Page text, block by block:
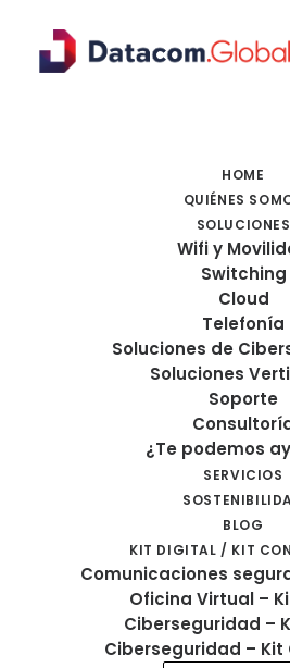
HOME
QUIÉNES
SOLUCIONES
Wifi y
Switching
Cloud
Telefonía
Soluciones de
Soluciones
Soporte
¿Te podemos
SERVICIOS
BLOG
KIT DIGITAL / KIT
Comunicaciones
Oficina Virtual –
Ciberseguridad –
Ciberseguridad – Kit